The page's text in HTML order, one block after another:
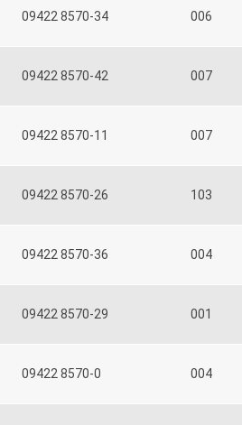
09422 8570-34
006
09422 8570-42
007
09422 8570-11
007
09422 8570-26
103
09422 8570-36
004
09422 8570-29
001
09422 8570-0
004